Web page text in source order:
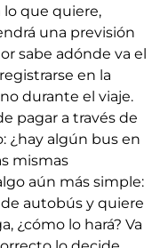
lo que quiere,
una previsión
sabe adónde va el
en la
durante el viaje.
pagar a través de
¿hay algún bus en
mismas
aún más simple:
autobús y quiere
¿cómo lo hará? Va